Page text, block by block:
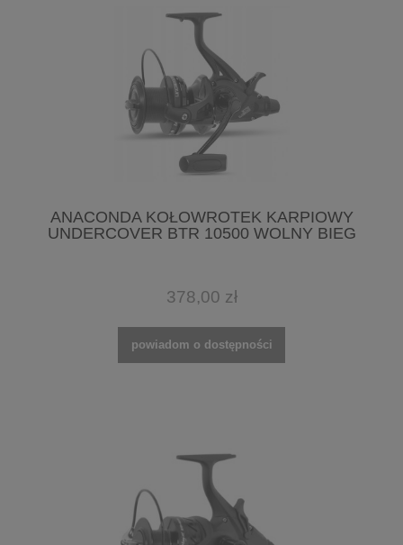
ANACONDA KOŁOWROTEK KARPIOWY
UNDERCOVER BTR 10500 WOLNY BIEG
378,00 zł
powiadom o dostępności